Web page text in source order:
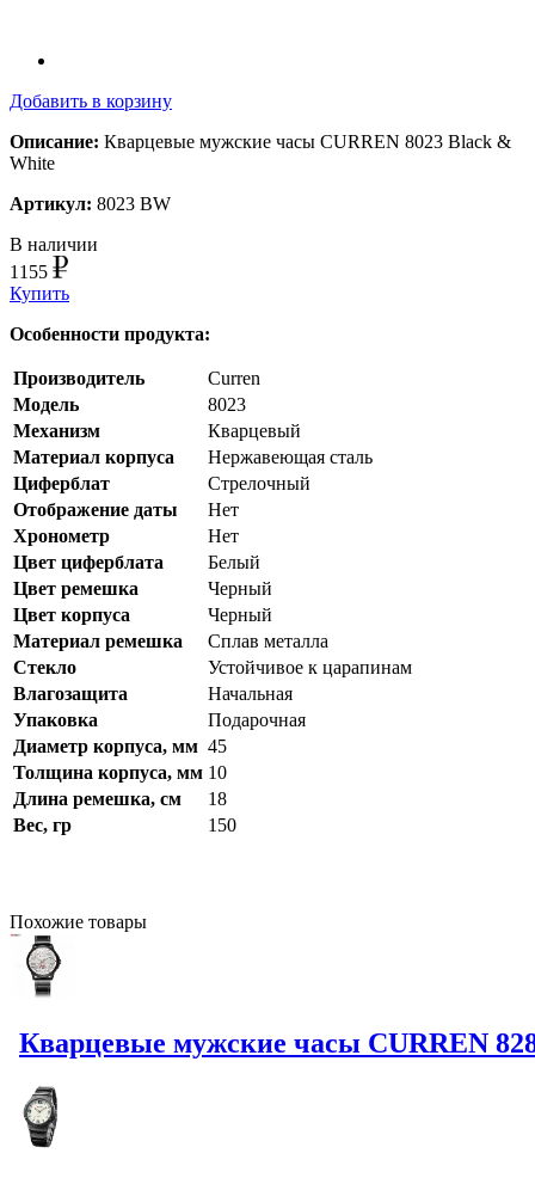
Добавить в корзину
Описание: Кварцевые мужские часы CURREN 8023 Black &
White
Артикул: 8023 BW
В наличии
1155
Купить
Особенности продукта:
Производитель
Curren
Модель
8023
Механизм
Кварцевый
Материал корпуса
Нержавеющая сталь
Циферблат
Стрелочный
Отображение даты
Нет
Хронометр
Нет
Цвет циферблата
Белый
Цвет ремешка
Черный
Цвет корпуса
Черный
Материал ремешка
Сплав металла
Стекло
Устойчивое к царапинам
Влагозащита
Начальная
Упаковка
Подарочная
Диаметр корпуса, мм 45
Толщина корпуса, мм 10
Длина ремешка, см
18
Вес, гр
150
Похожие товары
Кварцевые мужские часы CURREN